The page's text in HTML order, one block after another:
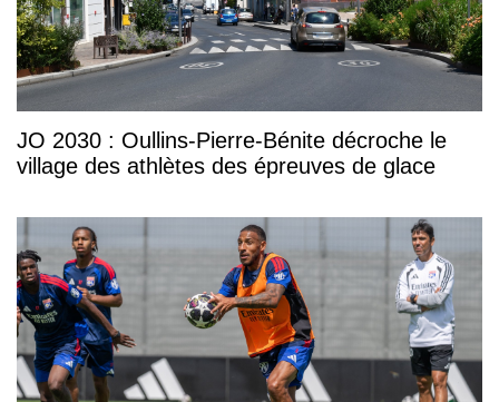
JO 2030 : Oullins-Pierre-Bénite décroche le
village des athlètes des épreuves de glace